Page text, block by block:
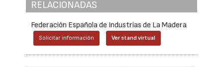
RELACIONADAS
Federación Española de Industrias de La Madera
Solicitar información Ver stand virtual